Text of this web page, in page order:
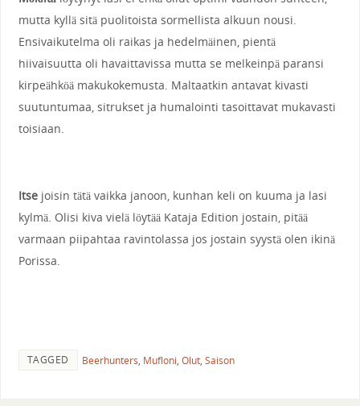
mutta kyllä sitä puolitoista sormellista alkuun nousi.
Ensivaikutelma oli raikas ja hedelmäinen, pientä
hiivaisuutta oli havaittavissa mutta se melkeinpä paransi
kirpeähköä makukokemusta. Maltaatkin antavat kivasti
suutuntumaa, sitrukset ja humalointi tasoittavat mukavasti
toisiaan.
Itsejoisin tätä vaikka janoon, kunhan keli on kuuma ja lasi
kylmä. Olisi kiva vielä löytää Kataja Edition jostain, pitää
varmaan piipahtaa ravintolassa jos jostain syystä olen ikinä
Porissa.
TAGGED Beerhunters, Mufloni, Olut, Saison